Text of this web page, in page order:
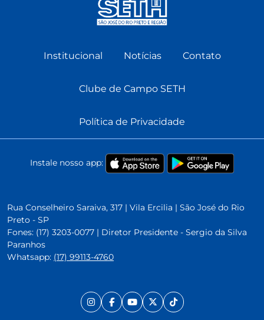
Institucional Notícias Contato
Clube de Campo SETH
Política de Privacidade
Instale nosso app:
Rua Conselheiro Saraiva, 317 | Vila Ercilia | São José do Rio
Preto - SP
Fones: (17) 3203-0077 | Diretor Presidente - Sergio da Silva
Paranhos
Whatsapp: (17) 99113-4760